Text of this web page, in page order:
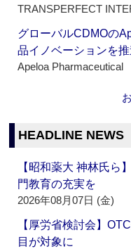
TRANSPERFECT
グローバルCDMOの
品イノベーションを推
Apeloa Pharmaceutical
HEADLINE NEWS
【昭和薬大 神林氏ら
門教育の充実を
2026年08月07日 (金)
【厚労省検討会】
目が対象に